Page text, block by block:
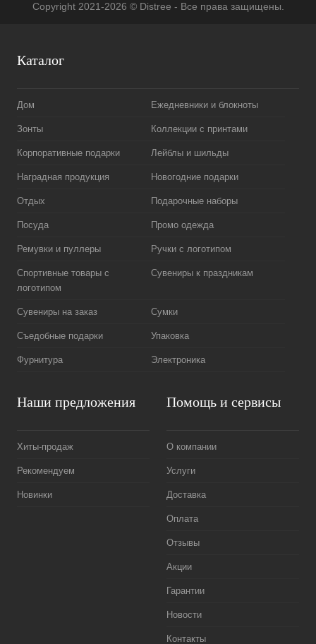
Каталог
Дом Ежедневники и блокноты
Зонты Коллекции с принтами
Корпоративные подарки Лейблы и шильды
Наградная продукция Новогодние подарки
Отдых Подарочные наборы
Посуда Промо одежда
Ремувки и пуллеры Ручки с логотипом
Спортивные товары с
логотипом
Сувениры к праздникам
Сувениры на заказ Сумки
Съедобные подарки Упаковка
Фурнитура Электроника
Наши предложения
Хиты-продаж
Рекомендуем
Новинки
Помощь и сервисы
О компании
Услуги
Доставка
Оплата
Отзывы
Акции
Гарантии
Новости
Контакты
Copyright 2021-2026 © Distree - Все права защищены.